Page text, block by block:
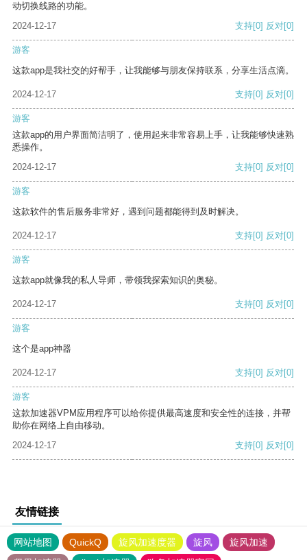
动切换线路的功能。
2024-12-17
支持[0] 反对[0]
游客
这款app是我社交的好帮手，让我能够与朋友保持联系，分享生活点滴。
2024-12-17 支持[0] 反对[0]
游客
这款app的用户界面简洁明了，使用起来非常容易上手，让我能够快速熟
悉操作。
2024-12-17
支持[0] 反对[0]
游客
这款软件的售后服务非常好，遇到问题都能得到及时解决。
2024-12-17 支持[0] 反对[0]
游客
这款app就像我的私人导师，带领我探索知识的奥秘。
2024-12-17 支持[0] 反对[0]
游客
这个是app神器
2024-12-17 支持[0] 反对[0]
游客
这款加速器VPM应用程序可以给你提供最高速度和安全性的连接，并帮
助你在网络上自由移动。
2024-12-17
支持[0] 反对[0]
友情链接
网站地图 QuickQ 旋风加速度器 旋风
旋风加速